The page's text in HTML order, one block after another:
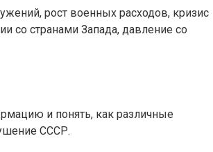
рост военных расходов, кризис
со странами Запада, давление со
и понять, как различные
СССР.